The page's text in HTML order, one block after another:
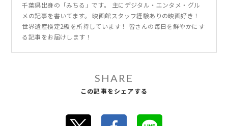
千葉県出身の「みちる」です。 主にデジタル・エンタメ・グル
メの記事を書いてます。 映画館スタッフ経験ありの映画好き！
世界遺産検定2級を所持しています！ 皆さんの毎日を鮮やかにす
る記事をお届けします！
SHARE
この記事をシェアする